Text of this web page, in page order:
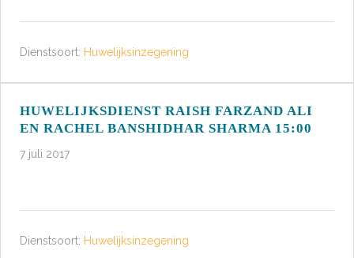
Dienstsoort: Huwelijksinzegening
HUWELIJKSDIENST RAISH FARZAND ALI
EN RACHEL BANSHIDHAR SHARMA 15:00
7 juli 2017
Dienstsoort: Huwelijksinzegening